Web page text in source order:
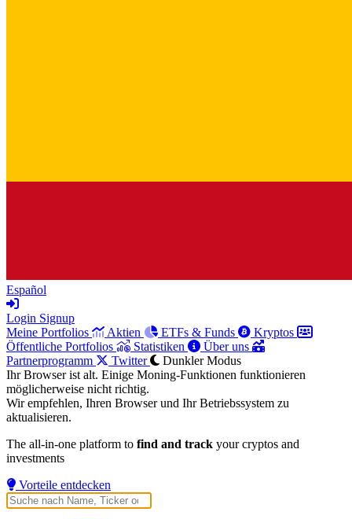
Español
Login Signup
Meine Portfolios
Aktien ETFs & Funds
Kryptos
Öffentliche Portfolios
Statistiken
Über uns
Partnerprogramm
Twitter
Dunkler Modus
Ihr Browser ist alt. Einige Moning-Funktionen funktionieren
möglicherweise nicht richtig.
Wir empfehlen, Ihren Browser und Ihr Betriebssystem zu
aktualisieren.
The all-in-one platform to find and track your cryptos and
investments
Vorteile entdecken